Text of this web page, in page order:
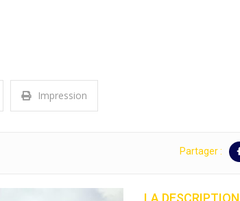
Impression
Partager :
LA DESCRIPTION